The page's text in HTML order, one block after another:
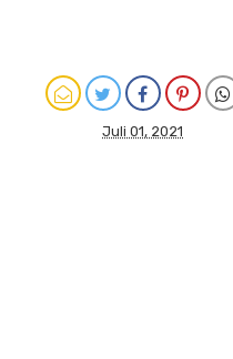
Juli 01, 2021